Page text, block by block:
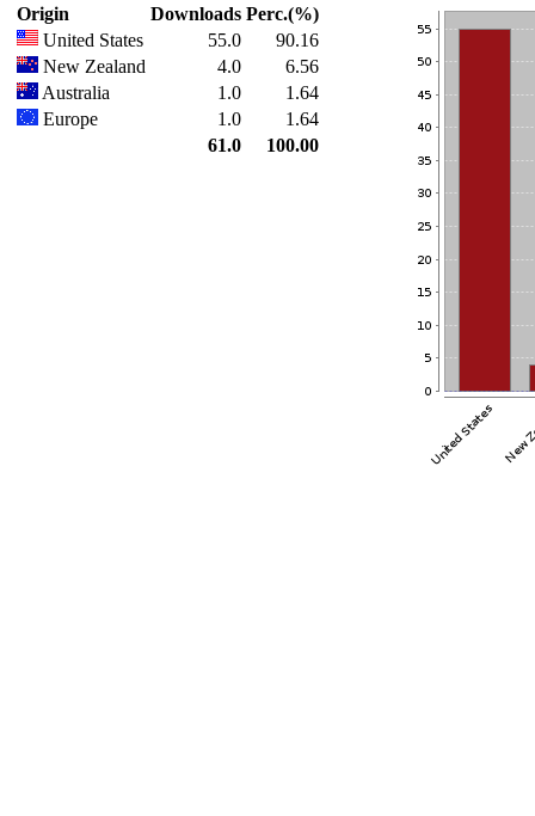
Origin
Downloads Perc.(%)
United States
55.0
90.16
New Zealand
4.0
6.56
Australia
1.0
1.64
Europe
1.0
1.64
61.0
100.00